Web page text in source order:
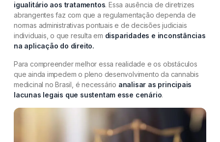
igualitário aos tratamentos. Essa ausência de diretrizes
abrangentes faz com que a regulamentação dependa de
normas administrativas pontuais e de decisões judiciais
individuais, o que resulta em disparidades e inconstâncias
na aplicação do direito.
Para compreender melhor essa realidade e os obstáculos
que ainda impedem o pleno desenvolvimento da cannabis
medicinal no Brasil, é necessário analisar as principais
lacunas legais que sustentam esse cenário.